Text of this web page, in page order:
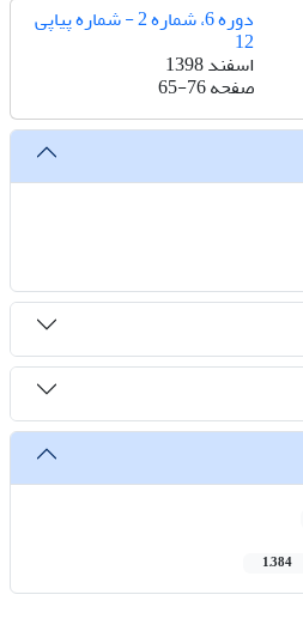
دوره 6، شماره 2 - شماره پیاپی
12
اسفند 1398
صفحه65-76
1,384